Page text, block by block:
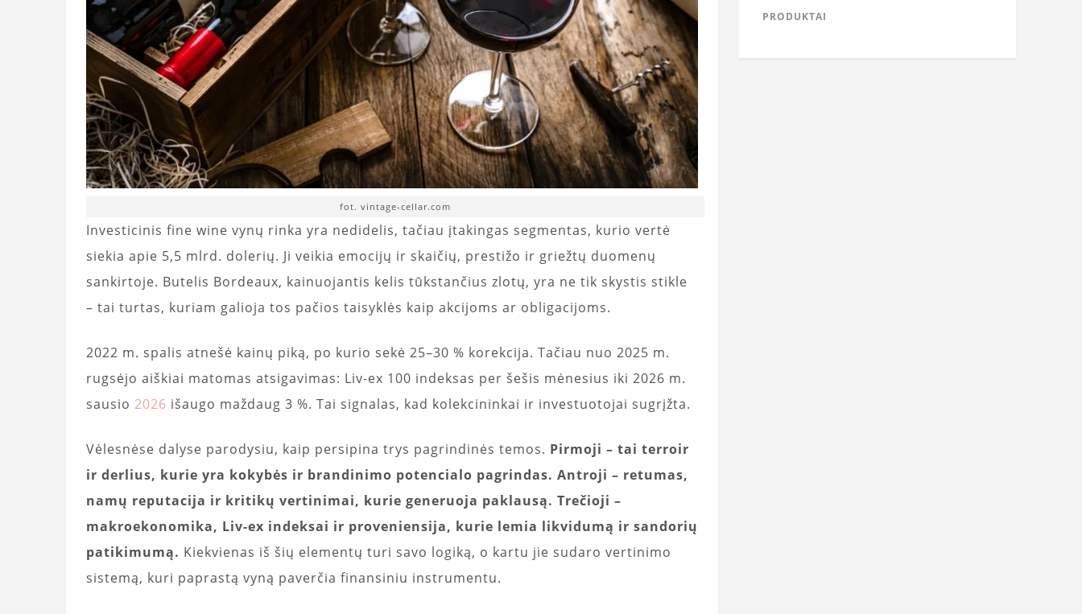
fot. vintage-cellar.com
Investicinis fine wine vynų rinka yra nedidelis, tačiau įtakingas segmentas, kurio vertė
siekia apie 5,5 mlrd. dolerių. Ji veikia emocijų ir skaičių, prestižo ir griežtų duomenų
sankirtoje. Butelis Bordeaux, kainuojantis kelis tūkstančius zlotų, yra ne tik skystis stikle
– tai turtas, kuriam galioja tos pačios taisyklės kaip akcijoms ar obligacijoms.
2022 m. spalis atnešė kainų piką, po kurio sekė 25–30 % korekcija. Tačiau nuo 2025 m.
rugsėjo aiškiai matomas atsigavimas: Liv-ex 100 indeksas per šešis mėnesius iki 2026 m.
sausio 2026 išaugo maždaug 3 %. Tai signalas, kad kolekcininkai ir investuotojai sugrįžta.
Vėlesnėse dalyse parodysiu, kaip persipina trys pagrindinės temos. Pirmoji – tai terroir
ir derlius, kurie yra kokybės ir brandinimo potencialo pagrindas. Antroji – retumas,
namų reputacija ir kritikų vertinimai, kurie generuoja paklausą. Trečioji –
makroekonomika, Liv-ex indeksai ir proveniensija, kurie lemia likvidumą ir sandorių
patikimumą. Kiekvienas iš šių elementų turi savo logiką, o kartu jie sudaro vertinimo
sistemą, kuri paprastą vyną paverčia finansiniu instrumentu.
PRODUKTAI